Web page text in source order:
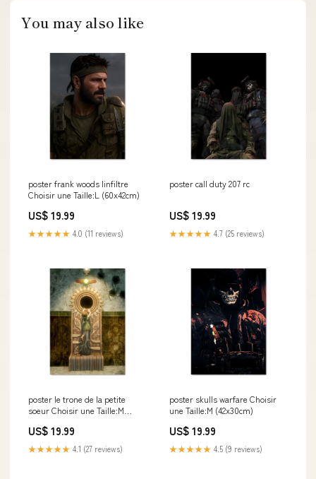
You may also like
poster frank woods linfiltre
Choisir une Taille:L (60x42cm)
US$ 19.99
★★★★★ 4.0 (11 reviews)
poster call duty 207 rc
US$ 19.99
★★★★★ 4.7 (25 reviews)
poster le trone de la petite
soeur Choisir une Taille:M
US$ 19.99
★★★★★ 4.1 (27 reviews)
poster skulls warfare Choisir
une Taille:M (42x30cm)
US$ 19.99
★★★★★ 4.5 (9 reviews)